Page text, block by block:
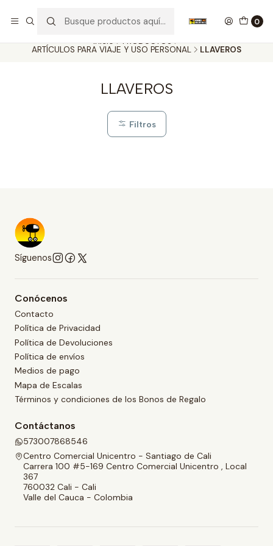
0
Inicio
PRODUCTOS
ARTÍCULOS PARA VIAJE Y USO PERSONAL
LLAVEROS
LLAVEROS
Filtros
Síguenos
Conócenos
Contacto
Política de Privacidad
Política de Devoluciones
Política de envíos
Medios de pago
Mapa de Escalas
Términos y condiciones de los Bonos de Regalo
Contáctanos
573007868546
Centro Comercial Unicentro - Santiago de Cali
Carrera 100 #5-169 Centro Comercial Unicentro , Local
367
760032 Cali - Cali
Valle del Cauca - Colombia